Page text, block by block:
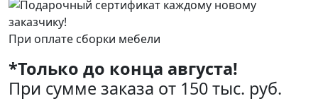
При оплате сборки мебели
*Только до конца августа!
При сумме заказа от 150 тыс. руб.